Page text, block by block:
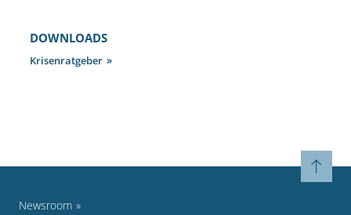
DOWNLOADS
Krisenratgeber
Newsroom